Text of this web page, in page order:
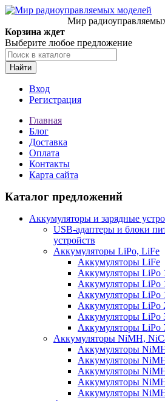
Мир
Корзина ждет
Выберите любое предложение
Найти
Вход
Регистрация
Главная
Блог
Доставка
Оплата
Контакты
Карта сайта
Каталог предложений
Аккумуляторы и зарядные
USB-адаптеры и блоки
устройств
Аккумуляторы LiPo, LiFe
Аккумуляторы LiFe
Аккумуляторы LiPo
Аккумуляторы LiPo
Аккумуляторы LiPo
Аккумуляторы LiPo
Аккумуляторы LiPo
Аккумуляторы LiPo
Аккумуляторы NiMH,
Аккумуляторы
Аккумуляторы
Аккумуляторы
Аккумуляторы
Аккумуляторы